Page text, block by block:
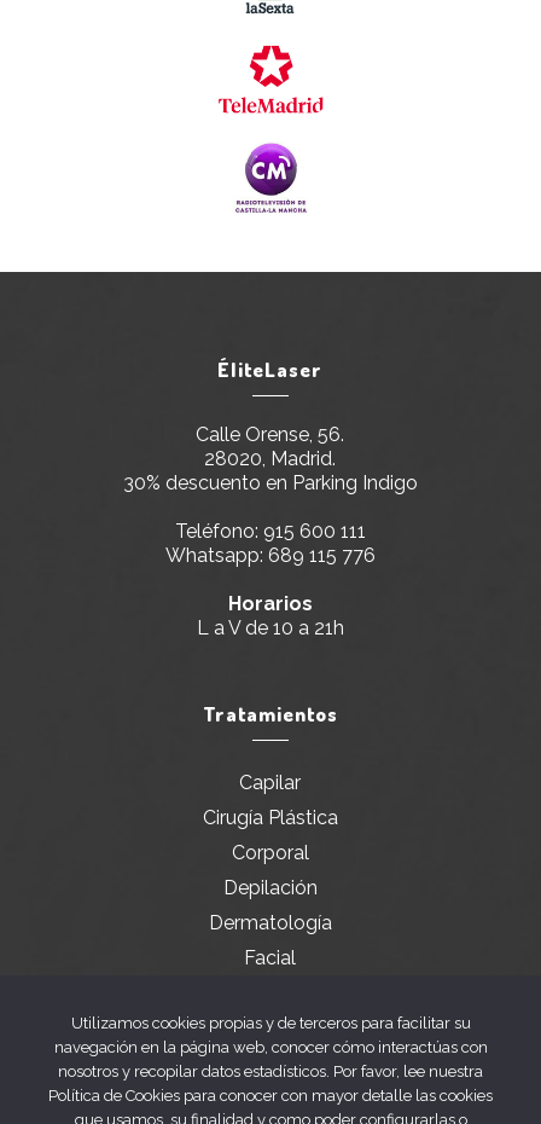
ÉliteLaser
Calle Orense, 56.
28020, Madrid.
30% descuento en Parking Indigo
Teléfono: 915 600 111
Whatsapp: 689 115 776
Horarios
L a V de 10 a 21h
Tratamientos
Capilar
Cirugía Plástica
Corporal
Depilación
Dermatología
Facial
Utilizamos cookies propias y de terceros para facilitar su
navegación en la página web, conocer cómo interactúas con
nosotros y recopilar datos estadísticos. Por favor, lee nuestra
Política de Cookies para conocer con mayor detalle las cookies
que usamos, su finalidad y como poder configurarlas o